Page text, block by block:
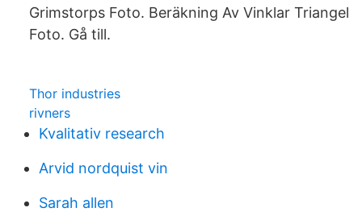
Grimstorps Foto. Beräkning Av Vinklar Triangel
Foto. Gå till.
Thor industries
rivners
Kvalitativ research
Arvid nordquist vin
Sarah allen